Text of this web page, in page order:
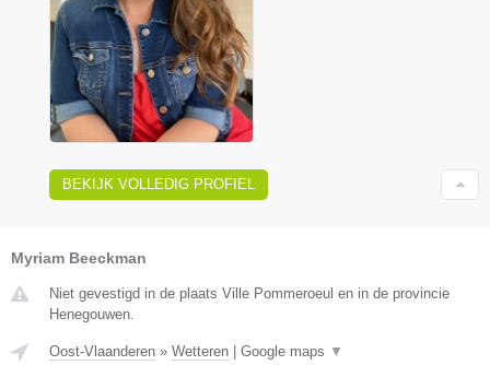
BEKIJK VOLLEDIG PROFIEL
Myriam Beeckman
Niet gevestigd in de plaats Ville Pommeroeul en in de provincie
Henegouwen.
Oost-Vlaanderen » Wetteren Google maps ▼